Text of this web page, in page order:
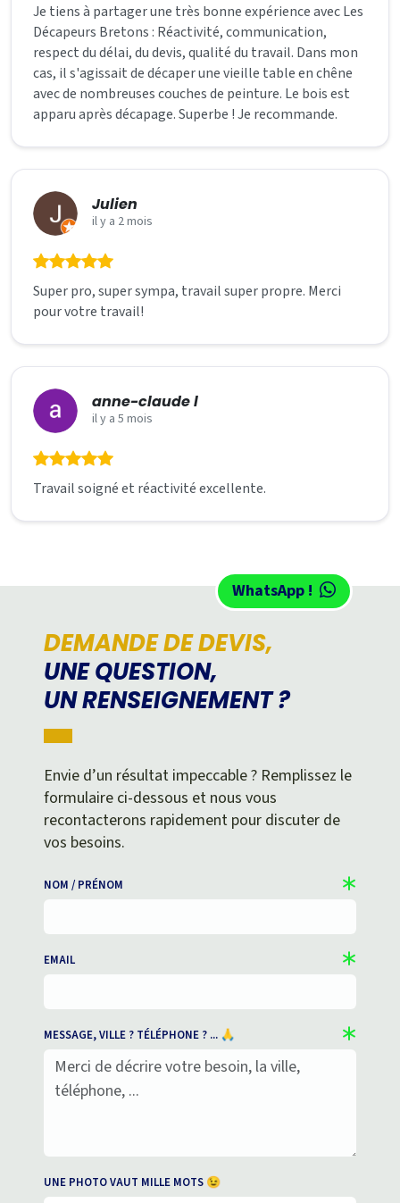
Je tiens à partager une très bonne expérience avec Les
Décapeurs Bretons : Réactivité, communication,
respect du délai, du devis, qualité du travail. Dans mon
cas, il s'agissait de décaper une vieille table en chêne
avec de nombreuses couches de peinture. Le bois est
apparu après décapage. Superbe ! Je recommande.
Julien
il y a 2 mois
Super pro, super sympa, travail super propre. Merci
pour votre travail!
anne-claude l
il y a 5 mois
Travail soigné et réactivité excellente.
DEMANDE DE DEVIS,
UNE QUESTION,
UN RENSEIGNEMENT ?
WhatsApp !
Envie d’un résultat impeccable ? Remplissez le
formulaire ci-dessous et nous vous
recontacterons rapidement pour discuter de
vos besoins.
NOM / PRÉNOM
EMAIL
MESSAGE, VILLE ? TÉLÉPHONE ? ... 🙏
UNE PHOTO VAUT MILLE MOTS 😉